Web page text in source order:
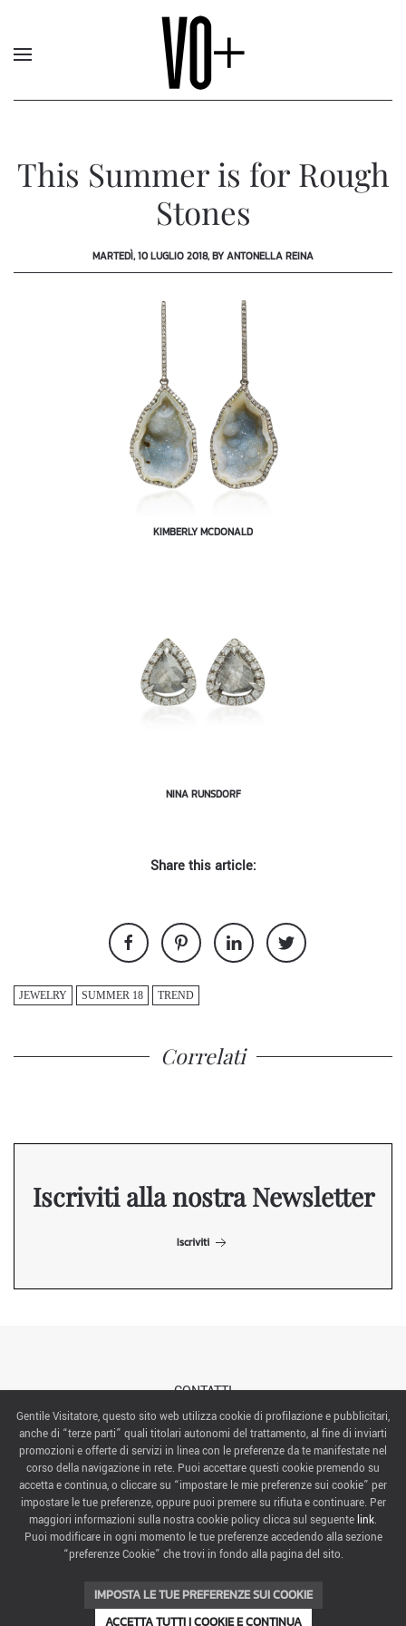
This Summer is for Rough
Stones
MARTEDÌ, 10 LUGLIO 2018, BY ANTONELLA REINA
KIMBERLY MCDONALD
NINA RUNSDORF
Share this article:
JEWELRY SUMMER 18 TREND
Correlati
Iscriviti alla nostra Newsletter
Iscriviti
CONTATTI
ABOUT US
ITALIAN EXHIBITION GROUP SpA All rights reserved
Via Emilia 155, 47921 Rimini,
CF/PI 00139440408, Registro Imprese: Rimini P.I e n. Reg. Imprese 00139440408, Capitale Sociale
52.214.897 i.v.
Gentile Visitatore, questo sito web utilizza cookie di profilazione e pubblicitari,
anche di “terze parti” quali titolari autonomi del trattamento, al fine di inviarti
promozioni e offerte di servizi in linea con le preferenze da te manifestate nel
corso della navigazione in rete. Puoi accettare questi cookie premendo su
accetta e continua, o cliccare su “impostare le mie preferenze sui cookie” per
impostare le tue preferenze, oppure puoi premere su rifiuta e continuare. Per
maggiori informazioni sulla nostra cookie policy clicca sul seguente link.
Puoi modificare in ogni momento le tue preferenze accedendo alla sezione
“preferenze Cookie” che trovi in fondo alla pagina del sito.
IMPOSTA LE TUE PREFERENZE SUI COOKIE
ACCETTA TUTTI I COOKIE E CONTINUA